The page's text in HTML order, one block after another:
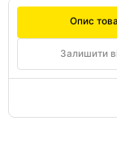
Опис
Залишити